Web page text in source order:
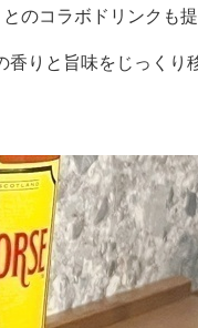
のコラボドリンクも提
香りと旨味をじっくり